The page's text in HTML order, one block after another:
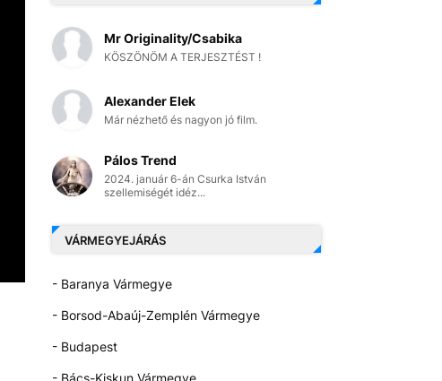
Mr Originality/Csabika
KÖSZÖNÖM A TERJESZTÉST !
Alexander Elek
Már nézhető és nagyon jó film.
Pálos Trend
2024. január 6-án Csurka István
szellemiségét idéz...
VÁRMEGYEJÁRÁS
- Baranya Vármegye
- Borsod-Abaúj-Zemplén Vármegye
- Budapest
- Bács-Kiskun Vármegye